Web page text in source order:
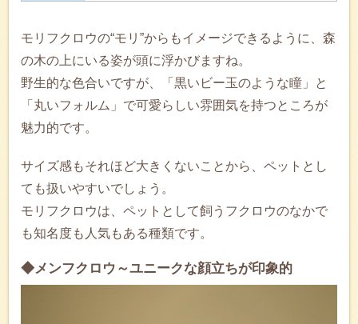
モリフクロウの“モリ”からもイメージできるように、森
の木の上にいる姿が頭に浮かびますね。
野生的な色合いですが、「黒いビー玉のような瞳」と
「丸いフォルム」で可愛らしい雰囲気を持つところが
魅力的です。
サイズ感もそれほど大きくないことから、ペットとし
ても扱いやすいでしょう。
モリフクロウは、ペットとして飼うフクロウのなかで
も知名度も人気もある種類です。
◆メンフクロウ～ユニークな顔立ちが印象的